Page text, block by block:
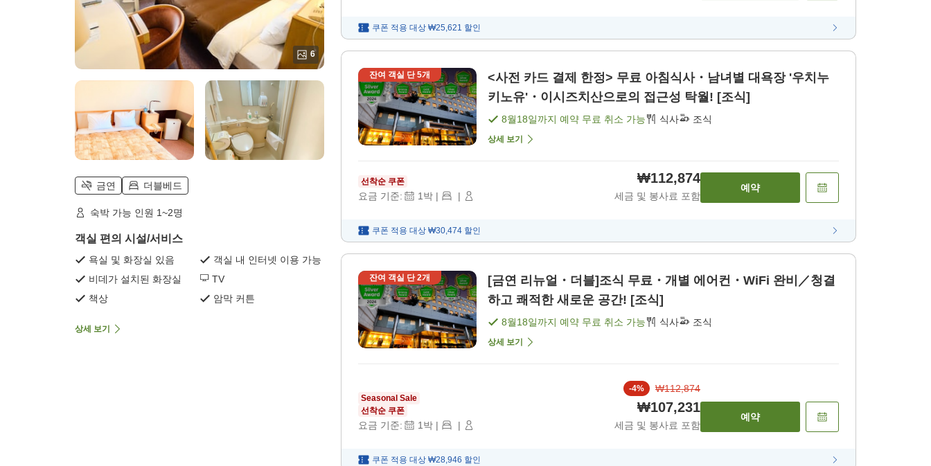
6
금연 더블베드
숙박 가능 인원 1~2명
객실 편의 시설/서비스
욕실 및 화장실 있음
객실 내 인터넷 이용 가능
비데가 설치된 화장실
TV
책상
암막 커튼
상세 보기
쿠폰 적용 대상 ₩25,621 할인
잔여 객실 단5개
<사전 카드 결제 한정> 무료 아침식사・남녀별 대욕장 '우치누
키노유'・이시즈치산으로의 접근성 탁월! [조식]
8월18일까지 예약 무료 취소 가능 식사 조식
상세 보기
선착순 쿠폰
요금 기준: 1박 | |
₩112,874
세금 및 봉사료 포함
예약
쿠폰 적용 대상 ₩30,474 할인
잔여 객실 단2개
[금연 리뉴얼・더블]조식 무료・개별 에어컨・WiFi 완비／청결
하고 쾌적한 새로운 공간! [조식]
8월18일까지 예약 무료 취소 가능 식사 조식
상세 보기
Seasonal Sale
선착순 쿠폰
요금 기준: 1박 | |
-4% ₩112,874
₩107,231
세금 및 봉사료 포함
예약
쿠폰 적용 대상 ₩28,946 할인